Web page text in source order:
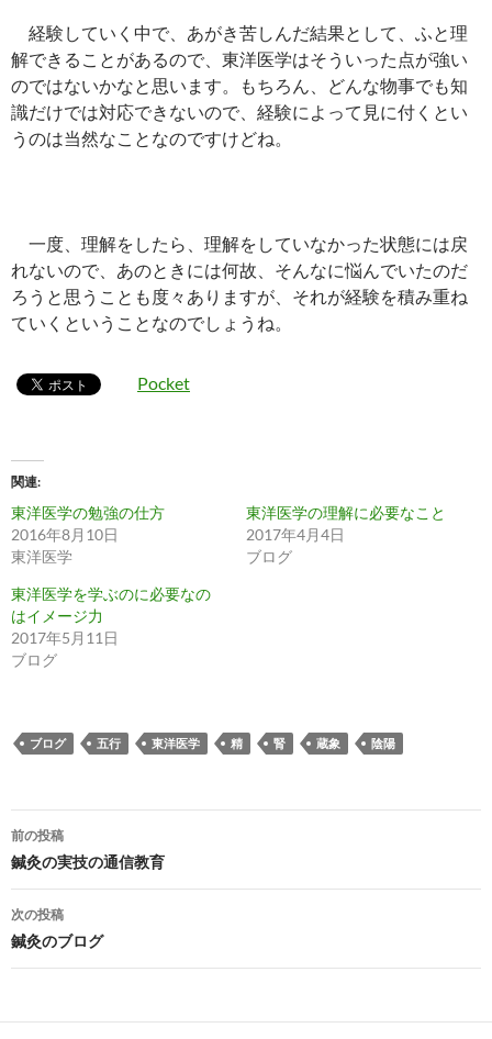
経験していく中で、あがき苦しんだ結果として、ふと理
解できることがあるので、東洋医学はそういった点が強い
のではないかなと思います。もちろん、どんな物事でも知
識だけでは対応できないので、経験によって見に付くとい
うのは当然なことなのですけどね。
一度、理解をしたら、理解をしていなかった状態には戻
れないので、あのときには何故、そんなに悩んでいたのだ
ろうと思うことも度々ありますが、それが経験を積み重ね
ていくということなのでしょうね。
Pocket
関連
東洋医学の勉強の仕方
2016年8月10日
東洋医学
東洋医学の理解に必要なこと
2017年4月4日
ブログ
東洋医学を学ぶのに必要なの
はイメージ力
2017年5月11日
ブログ
ブログ 五行 東洋医学 精 腎 蔵象 陰陽
投
稿
ナ
ビ
ゲ
ー
前の投稿
鍼灸の実技の通信教育
次の投稿
鍼灸のブログ